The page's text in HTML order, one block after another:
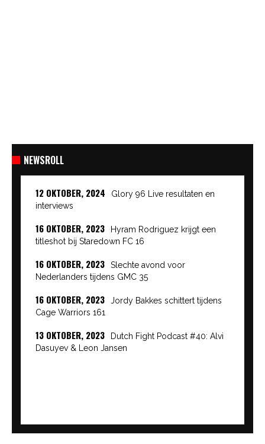
NEWSROLL
12 OKTOBER, 2024
Glory 96 Live resultaten en
interviews
16 OKTOBER, 2023
Hyram Rodriguez krijgt een
titleshot bij Staredown FC 16
16 OKTOBER, 2023
Slechte avond voor
Nederlanders tijdens GMC 35
16 OKTOBER, 2023
Jordy Bakkes schittert tijdens
Cage Warriors 161
13 OKTOBER, 2023
Dutch Fight Podcast #40: Alvi
Dasuyev & Leon Jansen